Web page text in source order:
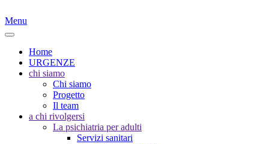
Menu
Home
URGENZE
chi siamo
Chi siamo
Progetto
Il team
a chi rivolgersi
La psichiatria per adulti
Servizi sanitari